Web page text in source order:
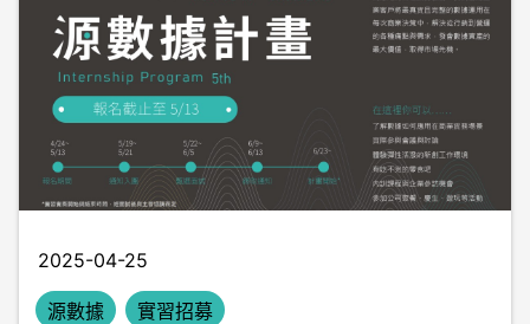
2025-04-25
源數據 實習招募